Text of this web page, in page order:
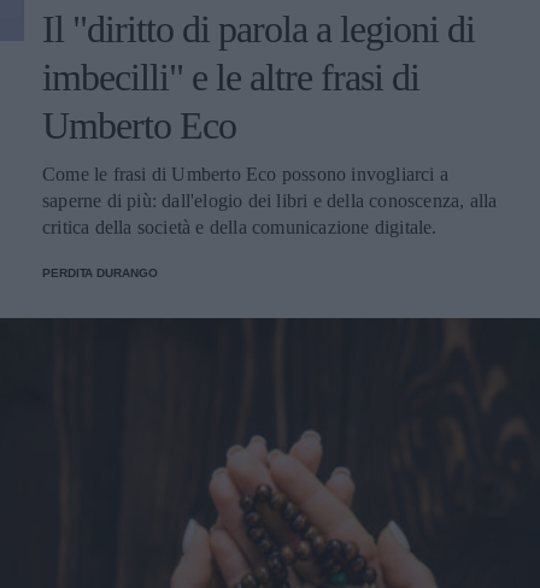
Il "diritto di parola a legioni di
imbecilli" e le altre frasi di
Umberto Eco
Come le frasi di Umberto Eco possono invogliarci a
saperne di più: dall'elogio dei libri e della conoscenza, alla
critica della società e della comunicazione digitale.
PERDITA DURANGO